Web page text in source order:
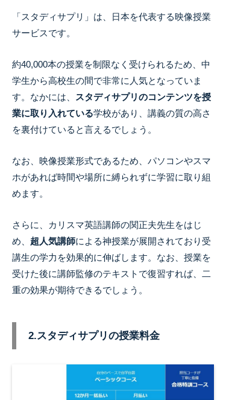
「スタディサプリ」は、日本を代表する映像授業
サービスです。
約40,000本の授業を制限なく受けられるため、中
学生から高校生の間で非常に人気となっていま
す。 なかには、
スタディサプリのコンテンツを授
業に取り入れている学校があり、講義の質の高さ
を裏付けていると言えるでしょう。
なお、映像授業形式であるため、パソコンやスマ
ホがあれば時間や場所に縛られずに学習に取り組
めます。
さらに、カリスマ英語講師の関正夫先生をはじ
め、 超人気講師による神授業が展開されており受
講生の学力を効果的に伸ばします。 なお、授業を
受けた後に講師監修のテキストで復習すれば、二
重の効果が期待できるでしょう。
2.スタディサプリの授業料金